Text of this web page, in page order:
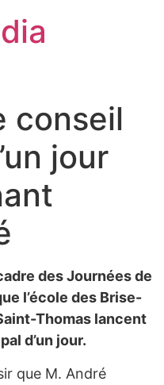
conseil
jour
des Journées de
l’école des Brise-
Thomas lancent
d’un jour.
que M. André